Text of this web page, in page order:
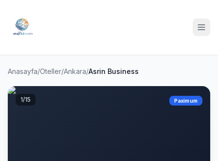
Anasayfa/Oteller/Ankara/Asrin Business
Paximum
1/15